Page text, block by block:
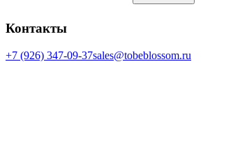
Контакты
+7 (926) 347-09-37sales@tobeblossom.ru